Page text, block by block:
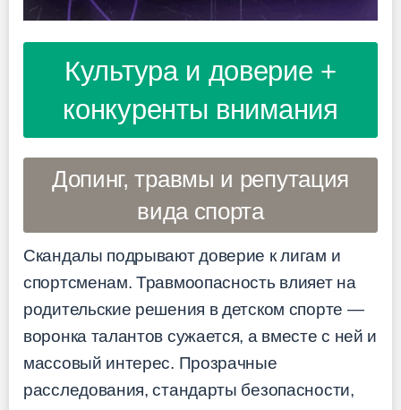
Культура и доверие +
конкуренты внимания
Допинг, травмы и репутация
вида спорта
Скандалы подрывают доверие к лигам и
спортсменам. Травмоопасность влияет на
родительские решения в детском спорте —
воронка талантов сужается, а вместе с ней и
массовый интерес. Прозрачные
расследования, стандарты безопасности,